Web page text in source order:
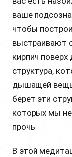
ваше
чтобы
выстраивают
кирпич поверх
структура,
дышащей
берет эти
которых мы
прочь.
В этой